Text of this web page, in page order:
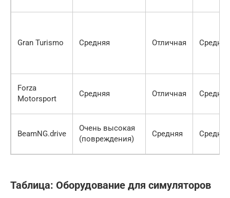
Gran Turismo Средняя Отличная Средняя
Forza
Motorsport
Средняя Отличная Средняя
BeamNG.drive
Очень высокая
(повреждения)
Средняя Средняя
Таблица: Оборудование для симуляторов